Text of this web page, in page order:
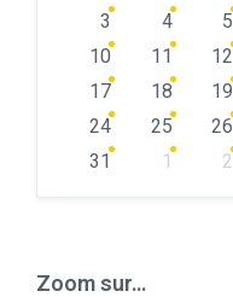
3
4 5
10
11 12
17
18 19
24
25 26
31
1 2
Zoom sur…